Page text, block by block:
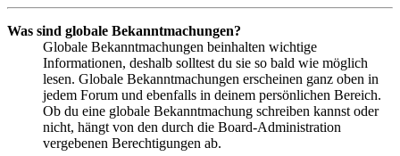
Was sind globale Bekanntmachungen?
Globale Bekanntmachungen beinhalten wichtige
Informationen, deshalb solltest du sie so bald wie möglich
lesen. Globale Bekanntmachungen erscheinen ganz oben in
jedem Forum und ebenfalls in deinem persönlichen Bereich.
Ob du eine globale Bekanntmachung schreiben kannst oder
nicht, hängt von den durch die Board-Administration
vergebenen Berechtigungen ab.